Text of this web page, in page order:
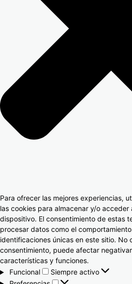
Para ofrecer las mejores experiencias,
las cookies para almacenar y/o acceder
dispositivo. El consentimiento de estas
procesar datos como el
identificaciones únicas en este sitio. No
consentimiento, puede afectar
características y funciones.
Funcional
Siempre activo